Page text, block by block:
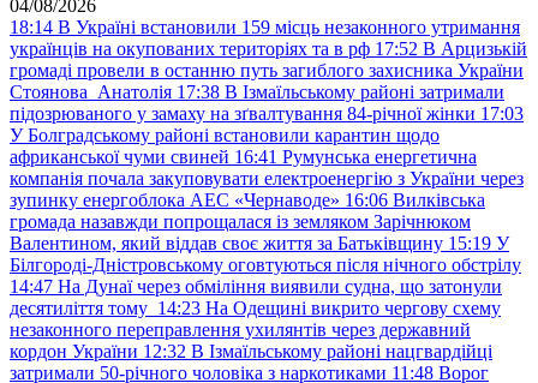
04/08/2026
18:14 В Україні встановили 159 місць незаконного утримання
українців на окупованих територіях та в рф 17:52 В Арцизькій
громаді провели в останню путь загиблого захисника України
Стоянова Анатолія 17:38 В Ізмаїльському районі затримали
підозрюваного у замаху на зґвалтування 84-річної жінки 17:03
У Болградському районі встановили карантин щодо
африканської чуми свиней 16:41 Румунська енергетична
компанія почала закуповувати електроенергію з України через
зупинку енергоблока АЕС «Чернаводе» 16:06 Вилківська
громада назавжди попрощалася із земляком Зарічнюком
Валентином, який віддав своє життя за Батьківщину 15:19 У
Білгороді-Дністровському оговтуються після нічного обстрілу
14:47 На Дунаї через обміління виявили судна, що затонули
десятиліття тому 14:23 На Одещині викрито чергову схему
незаконного переправлення ухилянтів через державний
кордон України 12:32 В Ізмаїльському районі нацгвардійці
затримали 50-річного чоловіка з наркотиками 11:48 Ворог